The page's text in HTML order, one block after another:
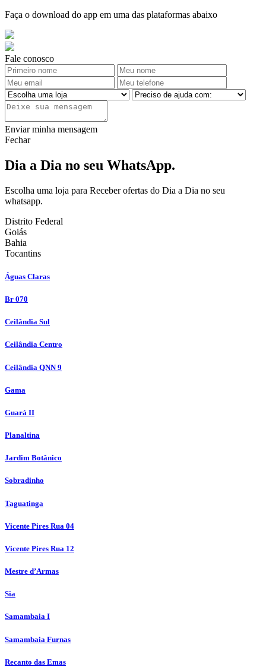
Faça o download do app em uma das plataformas abaixo
Fale conosco
Enviar minha mensagem
Fechar
Dia a Dia no seu WhatsApp.
Escolha uma loja para Receber ofertas do Dia a Dia no seu
whatsapp.
Distrito Federal
Goiás
Bahia
Tocantins
Águas Claras
Br 070
Ceilândia Sul
Ceilândia Centro
Ceilândia QNN 9
Gama
Guará II
Planaltina
Jardim Botânico
Sobradinho
Taguatinga
Vicente Pires Rua 04
Vicente Pires Rua 12
Mestre d’Armas
Sia
Samambaia I
Samambaia Furnas
Recanto das Emas